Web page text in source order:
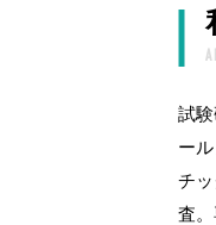
試
ー
チ
査